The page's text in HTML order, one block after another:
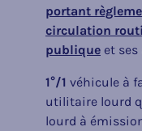
portant
circulation
publique et
1°/1 véhicule à
utilitaire lourd
lourd à